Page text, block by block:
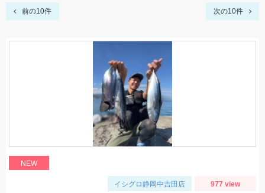
前の10件 次の10件
NEW
イシグロ静岡中吉田店 977 view